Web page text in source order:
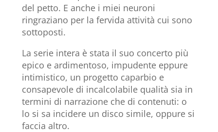
del petto. E anche i miei neuroni
ringraziano per la fervida attività cui sono
sottoposti.
La serie intera è stata il suo concerto più
epico e ardimentoso, impudente eppure
intimistico, un progetto caparbio e
consapevole di incalcolabile qualità sia in
termini di narrazione che di contenuti: o
lo si sa incidere un disco simile, oppure si
faccia altro.